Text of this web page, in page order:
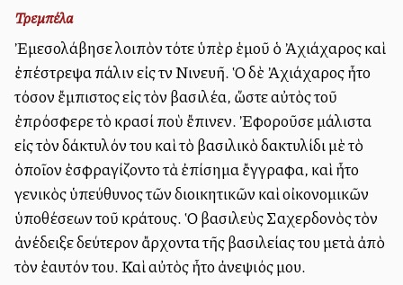
Τρεμπέλα
Ἐμεσολάβησε λοιπὸν τότε ὑπὲρ ἑμοῦ ὁ Ἀχιάχαρος καὶ
ἐπέστρεψα πάλιν εἰς τὴν Νινευῆ. Ὁ δὲ Ἀχιάχαρος ἦτο
τόσον ἔμπιστος εἰς τὸν βασιλέα, ὥστε αὐτὸς τοῦ
ἐπρόσφερε τὸ κρασί ποὺ ἔπινεν. Ἐφοροῦσε μάλιστα
εἰς τὸν δάκτυλόν του καὶ τὸ βασιλικὸ δακτυλίδι μὲ τὸ
ὁποῖον ἐσφραγίζοντο τὰ ἐπίσημα ἔγγραφα, καὶ ἦτο
γενικὸς ὑπεύθυνος τῶν διοικητικῶν καὶ οἰκονομικῶν
ὑποθέσεων τοῦ κράτους. Ὁ βασιλεὺς Σαχερδονὸς τὸν
ἀνέδειξε δεύτερον ἄρχοντα τῆς βασιλείας του μετὰ ἀπὸ
τὸν ἑαυτόν του. Καὶ αὐτὸς ἦτο ἀνεψιός μου.